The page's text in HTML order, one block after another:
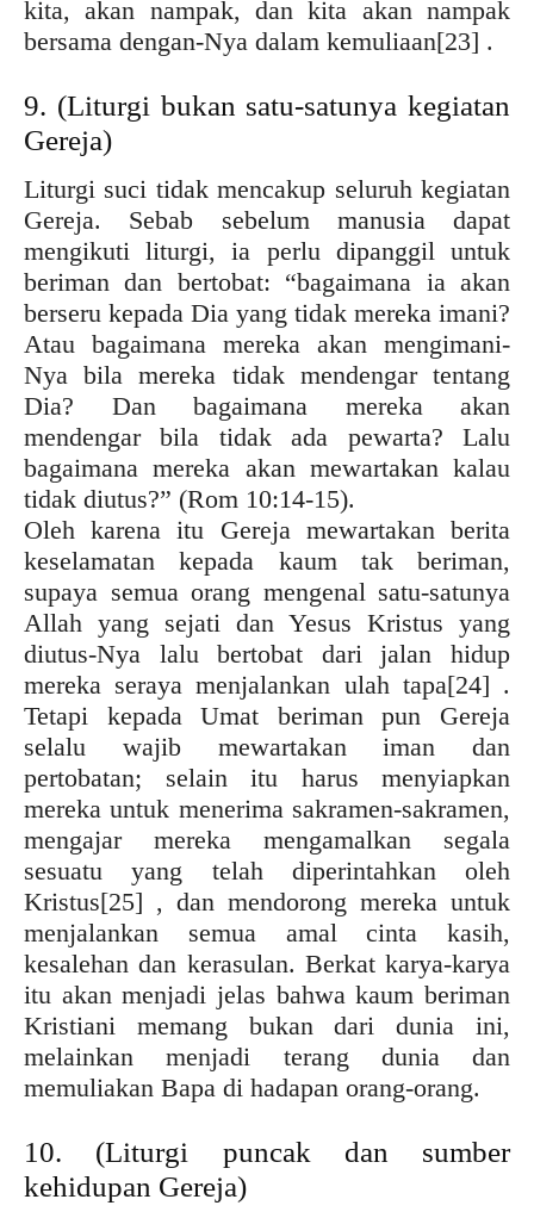
kita, akan nampak, dan kita akan nampak
bersama dengan-Nya dalam kemuliaan[23] .
9. (Liturgi bukan satu-satunya kegiatan
Gereja)
Liturgi suci tidak mencakup seluruh kegiatan
Gereja. Sebab sebelum manusia dapat
mengikuti liturgi, ia perlu dipanggil untuk
beriman dan bertobat: “bagaimana ia akan
berseru kepada Dia yang tidak mereka imani?
Atau bagaimana mereka akan mengimani-
Nya bila mereka tidak mendengar tentang
Dia? Dan bagaimana mereka akan
mendengar bila tidak ada pewarta? Lalu
bagaimana mereka akan mewartakan kalau
tidak diutus?” (Rom 10:14-15).
Oleh karena itu Gereja mewartakan berita
keselamatan kepada kaum tak beriman,
supaya semua orang mengenal satu-satunya
Allah yang sejati dan Yesus Kristus yang
diutus-Nya lalu bertobat dari jalan hidup
mereka seraya menjalankan ulah tapa[24] .
Tetapi kepada Umat beriman pun Gereja
selalu wajib mewartakan iman dan
pertobatan; selain itu harus menyiapkan
mereka untuk menerima sakramen-sakramen,
mengajar mereka mengamalkan segala
sesuatu yang telah diperintahkan oleh
Kristus[25] , dan mendorong mereka untuk
menjalankan semua amal cinta kasih,
kesalehan dan kerasulan. Berkat karya-karya
itu akan menjadi jelas bahwa kaum beriman
Kristiani memang bukan dari dunia ini,
melainkan menjadi terang dunia dan
memuliakan Bapa di hadapan orang-orang.
10. (Liturgi puncak dan sumber
kehidupan Gereja)